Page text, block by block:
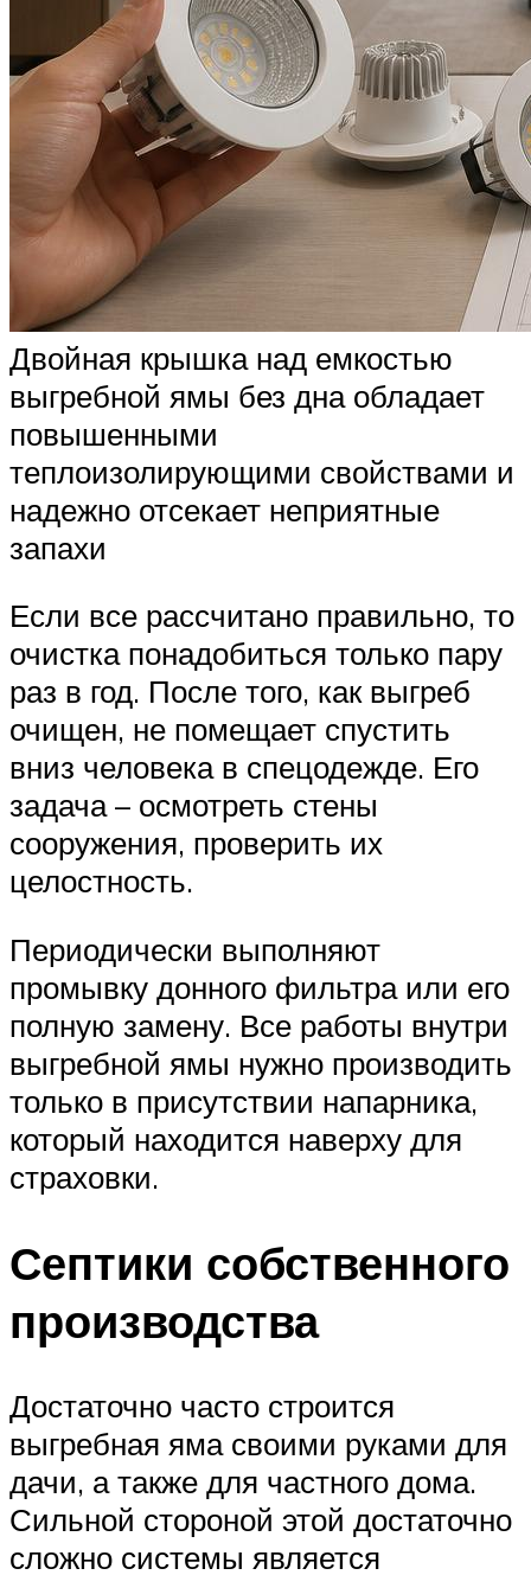
Двойная крышка над емкостью
выгребной ямы без дна обладает
повышенными
теплоизолирующими свойствами и
надежно отсекает неприятные
запахи
Если все рассчитано правильно, то
очистка понадобиться только пару
раз в год. После того, как выгреб
очищен, не помещает спустить
вниз человека в спецодежде. Его
задача – осмотреть стены
сооружения, проверить их
целостность.
Периодически выполняют
промывку донного фильтра или его
полную замену. Все работы внутри
выгребной ямы нужно производить
только в присутствии напарника,
который находится наверху для
страховки.
Септики собственного
производства
Достаточно часто строится
выгребная яма своими руками для
дачи, а также для частного дома.
Сильной стороной этой достаточно
сложно системы является